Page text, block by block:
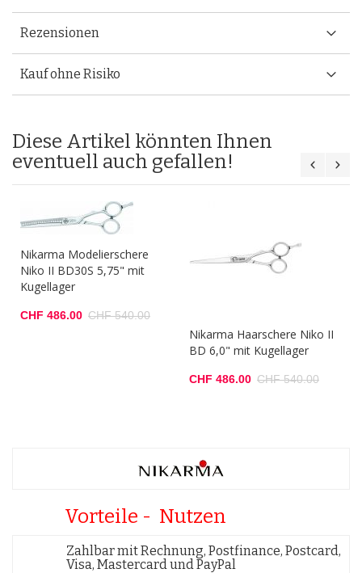
Vorteile - Nutzen
Zahlbar mit Rechnung, Postfinance, Postcard,
Visa, Mastercard und PayPal
Rezensionen
Kauf ohne Risiko
Diese Artikel könnten Ihnen
eventuell auch gefallen!
Nikarma Modelierschere
Niko II BD30S 5,75" mit
Kugellager
CHF 486.00 CHF 540.00
Nikarma Haarschere Niko II
BD 6,0" mit Kugellager
CHF 486.00 CHF 540.00